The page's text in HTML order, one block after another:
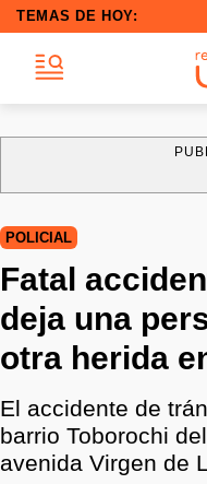
TEMAS DE HOY:
POLICIAL
Fatal
deja una
otra herida
El accidente de
barrio Toborochi
avenida Virgen de